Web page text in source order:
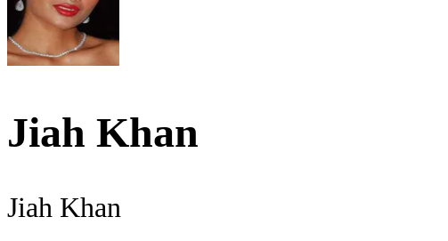
Jiah Khan
Jiah Khan